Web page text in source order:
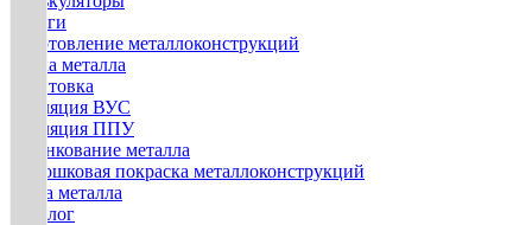
Услуги
Изготовление металлоконструкций
Гибка металла
Грунтовка
Изоляция ВУС
Изоляция ППУ
Оцинкование металла
Порошковая покраска металлоконструкций
Резка металла
Каталог